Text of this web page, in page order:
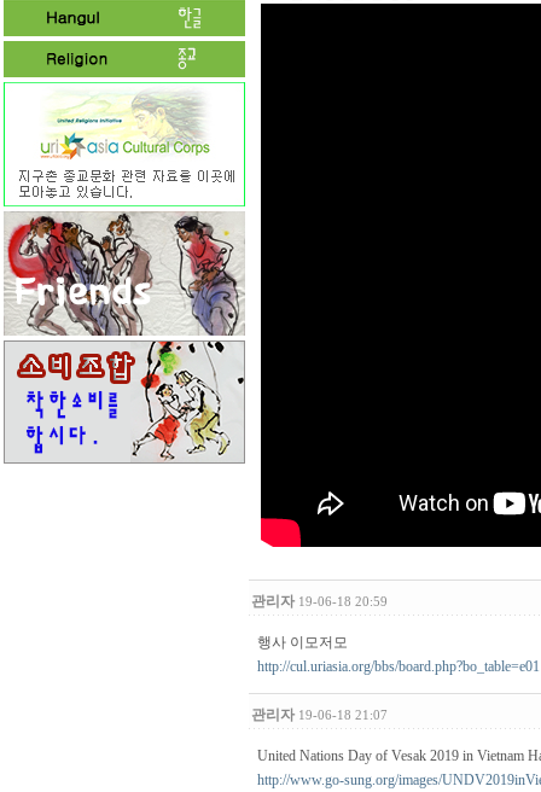
관리자 19-06-18 20:59
행사 이모저모
http://cul.uriasia.org/bbs/board.php?bo_table=e01
관리자 19-06-18 21:07
United Nations Day of Vesak 2019 in Vietnam
http://www.go-sung.org/images/